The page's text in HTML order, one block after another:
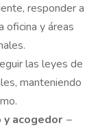
responder a
oficina y áreas
las leyes de
manteniendo
y acogedor –